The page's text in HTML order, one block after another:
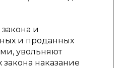
и
и проданных
увольняют
наказание